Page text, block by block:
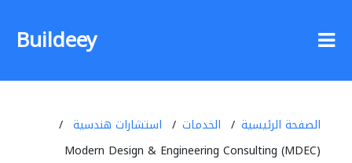
Buildeey
الصفحة الرئيسية الخدمات
استشارات هندسية
Modern Design & Engineering Consulting (MDEC)